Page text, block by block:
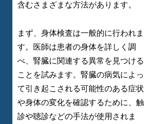
含むさまざまな方法があります。
まず、身体検査は一般的に行われま
す。医師は患者の身体を詳しく調
べ、腎臓に関連する異常を見つける
ことを試みます。腎臓の病気によっ
て引き起こされる可能性のある症状
や身体の変化を確認するために、触
診や聴診などの手法が使用されま